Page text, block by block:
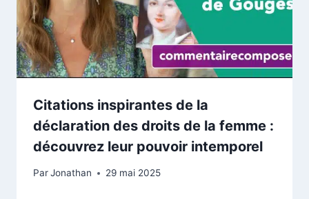
Citations inspirantes de la
déclaration des droits de la femme :
découvrez leur pouvoir intemporel
ParJonathan 29 mai 2025